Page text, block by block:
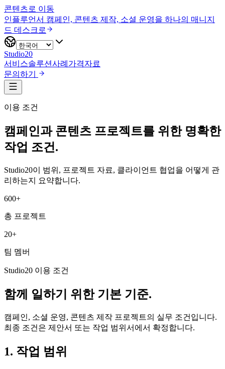
콘텐츠로 이동
인플루언서 캠페인, 콘텐츠 제작, 소셜 운영을 하나의 매니지
드 데스크로
Studio20
서비스솔루션사례 가격자료
문의하기
이용 조건
캠페인과 콘텐츠 프로젝트를 위한 명확한
작업 조건.
Studio20이 범위, 프로젝트 자료, 클라이언트 협업을 어떻게 관
리하는지 요약합니다.
600+
총 프로젝트
20+
팀 멤버
Studio20 이용 조건
함께 일하기 위한 기본 기준.
캠페인, 소셜 운영, 콘텐츠 제작 프로젝트의 실무 조건입니다.
최종 조건은 제안서 또는 작업 범위서에서 확정합니다.
1. 작업 범위